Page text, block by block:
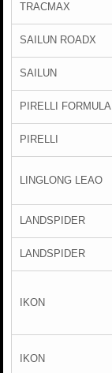
TRACMAX
SAILUN ROADX
SAILUN
PIRELLI FORMULA
PIRELLI
LINGLONG LEAO
LANDSPIDER
LANDSPIDER
IKON
IKON